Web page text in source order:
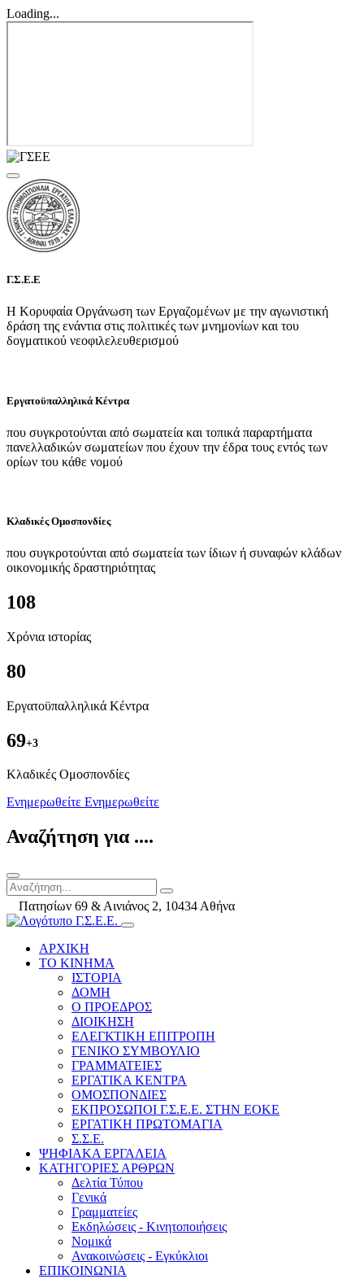
Loading...
Γ.Σ.Ε.Ε
Η Κορυφαία Οργάνωση των Εργαζομένων με την αγωνιστική
δράση της ενάντια στις πολιτικές των μνημονίων και του
δογματικού νεοφιλελευθερισμού
Εργατοϋπαλληλικά Κέντρα
που συγκροτούνται από σωματεία και τοπικά παραρτήματα
πανελλαδικών σωματείων που έχουν την έδρα τους εντός των
ορίων του κάθε νομού
Κλαδικές Ομοσπονδίες
που συγκροτούνται από σωματεία των ίδιων ή συναφών κλάδων
οικονομικής δραστηριότητας
108
Χρόνια ιστορίας
80
Εργατοϋπαλληλικά Κέντρα
69+3
Kλαδικές Ομοσπονδίες
Ενημερωθείτε Ενημερωθείτε
Αναζήτηση για ....
Πατησίων 69 & Αινιάνος 2, 10434 Αθήνα
ΑΡΧΙΚΗ
ΤΟ ΚΙΝΗΜΑ
ΙΣΤΟΡΙΑ
ΔΟΜΗ
Ο ΠΡΟΕΔΡΟΣ
ΔΙΟΙΚΗΣΗ
ΕΛΕΓΚΤΙΚΗ ΕΠΙΤΡΟΠΗ
ΓΕΝΙΚΟ ΣΥΜΒΟΥΛΙΟ
ΓΡΑΜΜΑΤΕΙΕΣ
ΕΡΓΑΤΙΚΑ ΚΕΝΤΡΑ
ΟΜΟΣΠΟΝΔΙΕΣ
ΕΚΠΡΟΣΩΠΟΙ Γ.Σ.Ε.Ε. ΣΤΗΝ ΕΟΚΕ
ΕΡΓΑΤΙΚΗ ΠΡΩΤΟΜΑΓΙΑ
Σ.Σ.Ε.
ΨΗΦΙΑΚΑ ΕΡΓΑΛΕΙΑ
ΚΑΤΗΓΟΡΙΕΣ ΑΡΘΡΩΝ
Δελτία Τύπου
Γενικά
Γραμματείες
Εκδηλώσεις - Κινητοποιήσεις
Νομικά
Ανακοινώσεις - Εγκύκλιοι
ΕΠΙΚΟΙΝΩΝΙΑ